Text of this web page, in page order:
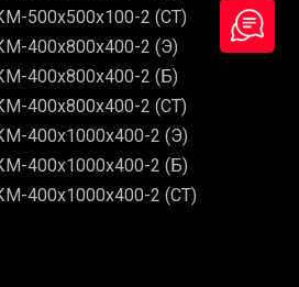
500х500х100-2 (СТ)
400х800х400-2 (Э)
400х800х400-2 (Б)
400х800х400-2 (СТ)
400х1000х400-2 (Э)
400х1000х400-2 (Б)
400х1000х400-2 (СТ)